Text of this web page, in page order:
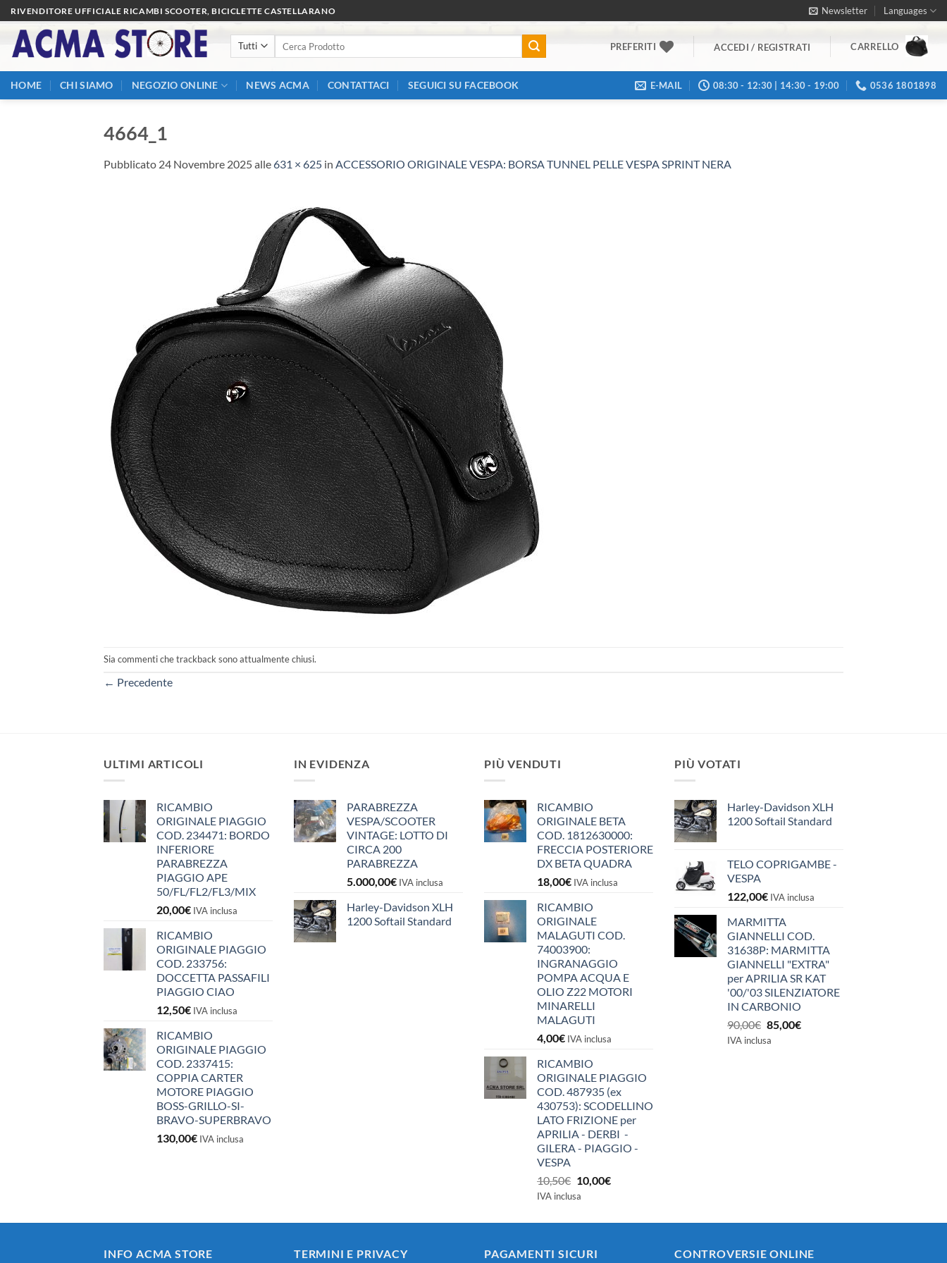
Salta
ai
contenuti
RIVENDITORE UFFICIALE RICAMBI SCOOTER, BICICLETTE CASTELLARANO Newsletter Languages
PREFERITI ACCEDI / REGISTRATI CARRELLO
HOME CHI SIAMO NEGOZIO ONLINE NEWS ACMA CONTATTACI SEGUICI SU FACEBOOK E-MAIL 08:30 - 12:30 | 14:30 - 19:00 0536 1801898
4664_1
Pubblicato 24 Novembre 2025alle631 × 625 in ACCESSORIO ORIGINALE VESPA: BORSA TUNNEL PELLE VESPA SPRINT NERA
Sia commenti che trackback sono attualmente chiusi.
← Precedente
ULTIMI ARTICOLI
RICAMBIO
ORIGINALE PIAGGIO
COD. 234471: BORDO
INFERIORE
PARABREZZA
PIAGGIO APE
50/FL/FL2/FL3/MIX
20,00€ IVA inclusa
RICAMBIO
ORIGINALE PIAGGIO
COD. 233756:
DOCCETTA PASSAFILI
PIAGGIO CIAO
12,50€ IVA inclusa
RICAMBIO
ORIGINALE PIAGGIO
COD. 2337415:
COPPIA CARTER
MOTORE PIAGGIO
BOSS-GRILLO-SI-
BRAVO-SUPERBRAVO
130,00€ IVA inclusa
IN EVIDENZA
PARABREZZA
VESPA/SCOOTER
VINTAGE: LOTTO DI
CIRCA 200
PARABREZZA
5.000,00€ IVA inclusa
Harley-Davidson XLH
1200 Softail Standard
PIÙ VENDUTI
RICAMBIO
ORIGINALE BETA
COD. 1812630000:
FRECCIA POSTERIORE
DX BETA QUADRA
18,00€ IVA inclusa
RICAMBIO
ORIGINALE
MALAGUTI COD.
74003900:
INGRANAGGIO
POMPA ACQUA E
OLIO Z22 MOTORI
MINARELLI
MALAGUTI
4,00€ IVA inclusa
RICAMBIO
ORIGINALE PIAGGIO
COD. 487935 (ex
430753): SCODELLINO
LATO FRIZIONE per
APRILIA - DERBI -
GILERA - PIAGGIO -
VESPA
10,50€ Il
prezzo
era:
10,00€Il
è:
IVA inclusa
PIÙ VOTATI
Harley-Davidson XLH
1200 Softail Standard
TELO COPRIGAMBE -
VESPA
122,00€ IVA inclusa
MARMITTA
GIANNELLI COD.
31638P: MARMITTA
GIANNELLI "EXTRA"
per APRILIA SR KAT
'00/'03 SILENZIATORE
IN CARBONIO
90,00€ Il
prezzo
85,00€Il
IVA inclusa
INFO ACMA STORE TERMINI E PRIVACY PAGAMENTI SICURI CONTROVERSIE ONLINE